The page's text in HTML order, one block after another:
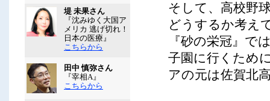
堤 未果さん
『沈みゆく大国ア
メリカ 逃げ切れ！
日本の医療』
こちらから
田中 慎弥さん
『宰相A』
こちらから
そして、高校野
どうするか考え
『砂の栄冠』で
子園に行くため
アの元は佐賀北